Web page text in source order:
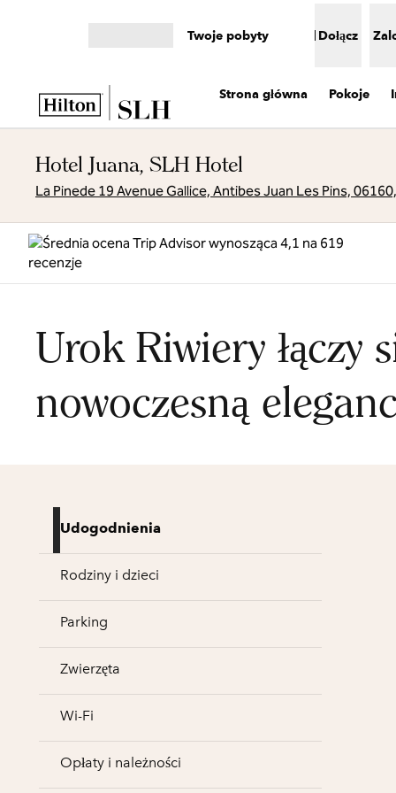
Twoje pobyty Dołącz
Strona główna Pokoje
Hotel Juana, SLH Hotel
La Pinede 19 Avenue Gallice, Antibes Juan Les Pins,
Urok Riwiery łączy
nowoczesną
Udogodnienia
Rodziny i dzieci
Parking
Zwierzęta
Wi-Fi
Opłaty i należności